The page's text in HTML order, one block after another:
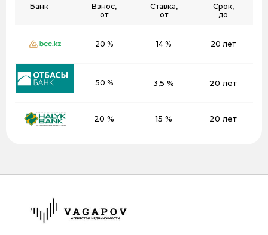
Банк
Взнос,
от
Ставка,
от
Срок,
до
20 % 14 % 20 лет
50 % 3,5 % 20 лет
20 % 15 % 20 лет